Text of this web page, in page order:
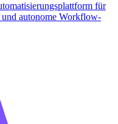
für
autonome Workflow-